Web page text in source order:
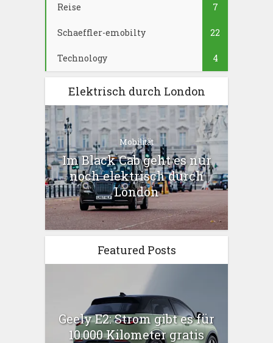
Reise 7
Schaeffler-emobilty 22
Technology 4
Elektrisch durch London
Mobilität
Im Black Cab geht es nur
noch elektrisch durch
London
Featured Posts
Geely E2: Strom gibt es für
10.000 Kilometer gratis